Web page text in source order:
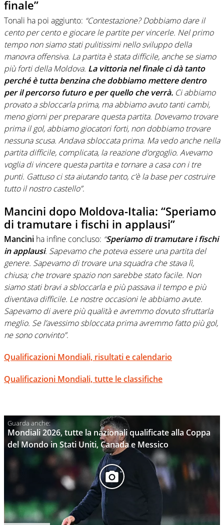
finale”
Tonali ha poi aggiunto: “Contestazione? Dobbiamo dare il
cento per cento e giocare le partite per vincerle. Nel primo
tempo non siamo stati pulitissimi nello sviluppo della
manovra offensiva. La partita è stata difficile, anche se siamo
più forti della Moldova. La vittoria nel finale ci dà tanto
perché è tutta benzina che dobbiamo mettere dentro
per il percorso futuro e per quello che verrà. Ci abbiamo
provato a sbloccarla prima, ma abbiamo avuto tanti cambi,
meno giorni per preparare questa partita. Dovevamo trovare
prima il gol, abbiamo giocatori forti, non dobbiamo trovare
nessuna scusa. Andava sbloccata prima. Ma vedo anche nella
partita difficile, complicata, la reazione d’orgoglio. Avevamo
voglia di vincere questa partita e tornare a casa con i tre
punti. Gattuso ci sta aiutando tanto, c’è la base per costruire
tutto il nostro castello”.
Mancini dopo Moldova-Italia: “Speriamo
di tramutare i fischi in applausi”
Mancini ha infine concluso: “Speriamo di tramutare i fischi
in applausi. Sapevamo che poteva essere una partita del
genere. Sapevamo di trovare una squadra che stava lì,
chiusa; che trovare spazio non sarebbe stato facile. Non
siamo stati bravi a sbloccarla e più passava il tempo e più
diventava difficile. Le nostre occasioni le abbiamo avute.
Sapevamo di avere più qualità e avremmo dovuto sfruttarla
meglio. Se l’avessimo sbloccata prima avremmo fatto più gol,
ne sono convinto”.
Qualificazioni Mondiali, risultati e calendario
Qualificazioni Mondiali, tutte le classifiche
Mondiali 2026, tutte la nazionali qualificate alla Coppa
del Mondo in Stati Uniti, Canada e Messico